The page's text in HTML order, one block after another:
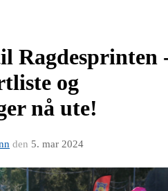
Ragdesprinten
og
nå ute!
den 5. mar 2024